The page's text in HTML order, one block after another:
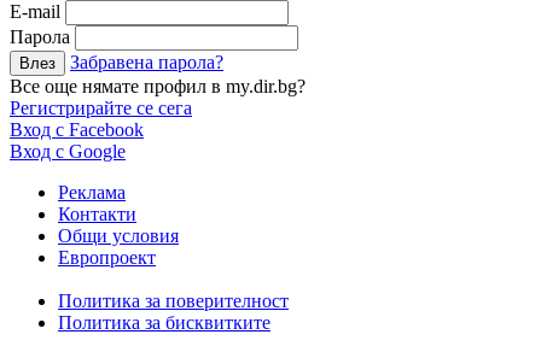
Е-mail
Парола
Забравена парола?
Все още нямате профил в my.dir.bg?
Регистрирайте се сега
Вход с Facebook
Вход с Google
Реклама
Контакти
Общи условия
Европроект
Политика за поверителност
Политика за бисквитките